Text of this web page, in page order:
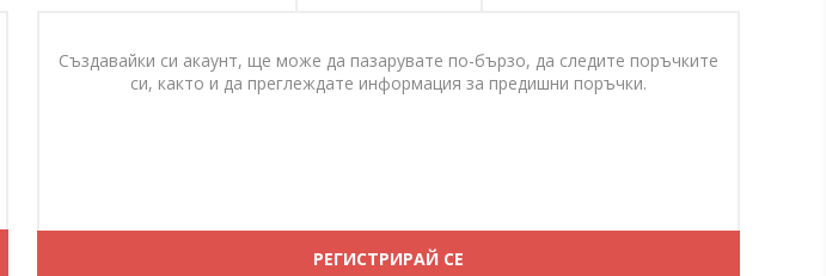
Създавайки си акаунт, ще може да пазарувате по-бързо, да следите поръчките
си, както и да преглеждате информация за предишни поръчки.